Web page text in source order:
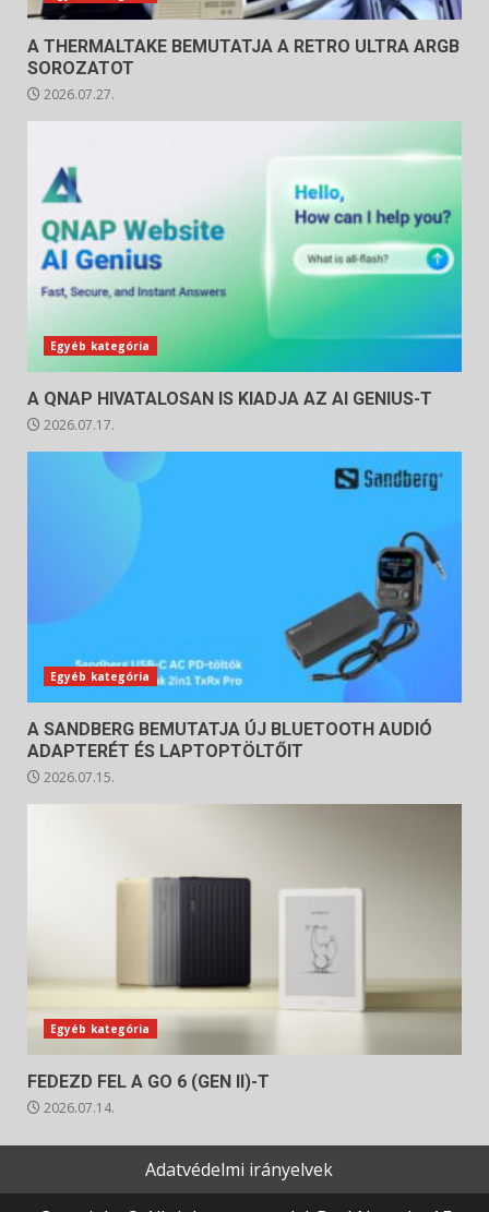
A THERMALTAKE BEMUTATJA A RETRO ULTRA ARGB
SOROZATOT
2026.07.27.
Egyéb kategória
A QNAP HIVATALOSAN IS KIADJA AZ AI GENIUS-T
2026.07.17.
Egyéb kategória
A SANDBERG BEMUTATJA ÚJ BLUETOOTH AUDIÓ
ADAPTERÉT ÉS LAPTOPTÖLTŐIT
2026.07.15.
Egyéb kategória
FEDEZD FEL A GO 6 (GEN II)-T
2026.07.14.
Adatvédelmi irányelvek